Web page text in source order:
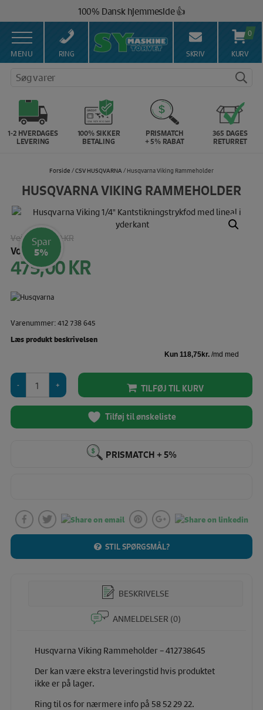
indholdet
100% Dansk hjemmeside 👍
Brug for hjælp? Ring på 43 44 45 15 ☎️
Vi matcher alle danske priser 💰
MENU RING SKRIV
0
KURV
Søg varer
1-2 HVERDAGES
LEVERING
100% SIKKER
BETALING
PRISMATCH
+ 5% RABAT
365 DAGES
RETURRET
Forside /CSV HUSQVARNA/ Husqvarna Viking Rammeholder
Spar
5%
HUSQVARNA VIKING RAMMEHOLDER
Vejl. pris:500 KR
Vores pris:
Den
oprindelige
var:
500,00 KR.
475,00KR
Den
aktuelle
er:
475,00 KR.
Varenummer: 412 738 645
Læs produkt beskrivelsen
Husqvarna
Viking
Rammeholder
TILFØJ TIL KURV
Tilføj til ønskeliste
PRISMATCH + 5%
STIL SPØRGSMÅL?
BESKRIVELSE
ANMELDELSER (0)
Husqvarna Viking Rammeholder – 412738645
Der kan være ekstra leveringstid hvis produktet
ikke er på lager.
Ring til os for nærmere info på 58 52 29 22.